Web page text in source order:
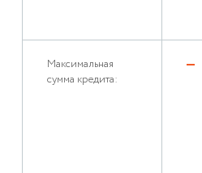
Максимальная
сумма кредита: